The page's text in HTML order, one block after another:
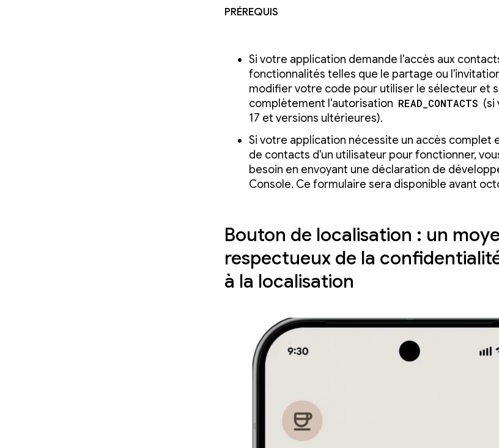
Prérequis
Si votre application demande l'accès aux
fonctionnalités telles que le partage ou
modifier votre code pour utiliser le sélecteur et
complètement l'autorisation READ_CONTACTS (si
17 et versions ultérieures).
Si votre application nécessite un accès complet
de contacts d'un utilisateur pour fonctionner,
besoin en envoyant une déclaration de
Console. Ce formulaire sera disponible avant
Bouton de localisation : un
respectueux de la
à la localisation